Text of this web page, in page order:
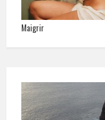
Maigrir